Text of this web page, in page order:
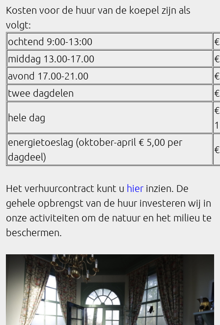
Kosten voor de huur van de koepel zijn als
volgt:
ochtend 9:00-13:00
middag 13.00-17.00
avond 17.00-21.00
twee dagdelen
hele dag
€
energietoeslag (oktober-april € 5,00 per
dagdeel)
€
Het verhuurcontract kunt u hierinzien. De
gehele opbrengst van de huur investeren wij in
onze activiteiten om de natuur en het milieu te
beschermen.